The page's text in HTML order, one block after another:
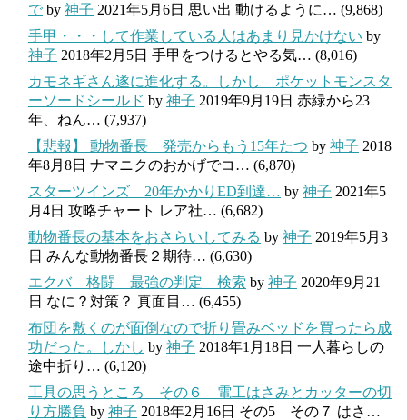
で by 神子 2021年5月6日 思い出 動けるように… (9,868)
手甲・・・して作業している人はあまり見かけない by
神子 2018年2月5日 手甲をつけるとやる気… (8,016)
カモネギさん遂に進化する。しかし ポケットモンスタ
ーソードシールド by 神子 2019年9月19日 赤緑から23
年、ねん… (7,937)
【悲報】 動物番長 発売からもう15年たつ by 神子 2018
年8月8日 ナマニクのおかげでコ… (6,870)
スターツインズ 20年かかりED到達… by 神子 2021年5
月4日 攻略チャート レア社… (6,682)
動物番長の基本をおさらいしてみる by 神子 2019年5月3
日 みんな動物番長２期待… (6,630)
エクバ 格闘 最強の判定 検索 by 神子 2020年9月21
日 なに？対策？ 真面目… (6,455)
布団を敷くのが面倒なので折り畳みベッドを買ったら成
功だった。しかし by 神子 2018年1月18日 一人暮らしの
途中折り… (6,120)
工具の思うところ その６ 電工はさみとカッターの切
り方勝負 by 神子 2018年2月16日 その5 その７ はさ…